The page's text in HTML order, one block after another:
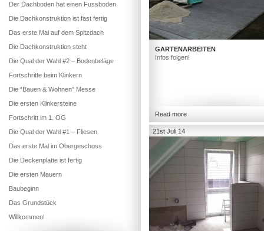
GARTENARBEITEN
Infos folgen!
Read more
21st Juli 14
Der Dachboden hat einen Fussboden
Die Dachkonstruktion ist fast fertig
Das erste Mal auf dem Spitzdach
Die Dachkonstruktion steht
Die Qual der Wahl #2 – Bodenbeläge
Fortschritte beim Klinkern
Die “Bauen & Wohnen” Messe
Die ersten Klinkersteine
Fortschritt im 1. OG
Die Qual der Wahl #1 – Fliesen
Das erste Mal im Obergeschoss
Die Deckenplatte ist fertig
Die ersten Mauern
Baubeginn
Das Grundstück
Willkommen!